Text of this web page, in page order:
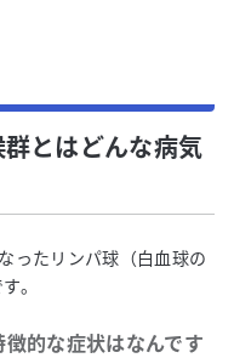
とはどんな病気
ったリンパ球（白血球の
。
徴的な症状はなんです